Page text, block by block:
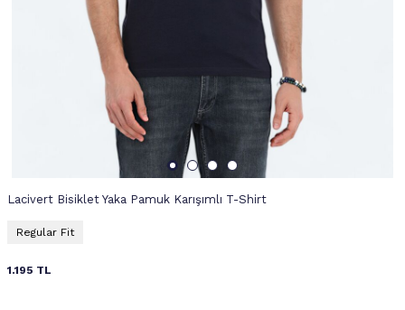
Lacivert Bisiklet Yaka Pamuk Karışımlı T-Shirt
Regular Fit
1.195 TL